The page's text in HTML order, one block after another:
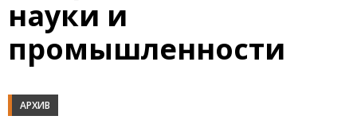
науки и
промышленности
АРХИВ